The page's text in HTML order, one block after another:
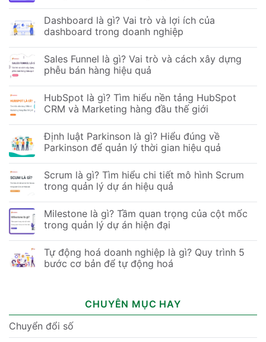
Dashboard là gì? Vai trò và lợi ích của
dashboard trong doanh nghiệp
Sales Funnel là gì? Vai trò và cách xây dựng
phễu bán hàng hiệu quả
HubSpot là gì? Tìm hiểu nền tảng HubSpot
CRM và Marketing hàng đầu thế giới
Định luật Parkinson là gì? Hiểu đúng về
Parkinson để quản lý thời gian hiệu quả
Scrum là gì? Tìm hiểu chi tiết mô hình Scrum
trong quản lý dự án hiệu quả
Milestone là gì? Tầm quan trọng của cột mốc
trong quản lý dự án hiện đại
Tự động hoá doanh nghiệp là gì? Quy trình 5
bước cơ bản để tự động hoá
CHUYÊN MỤC HAY
Chuyển đổi số